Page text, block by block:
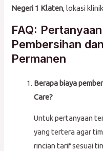
Negeri 1 Klaten, lokasi
FAQ:
Pembersihan
Permanen
Berapa biaya
Care?
Untuk pertanyaan
yang tertera agar
rincian tarif sesuai